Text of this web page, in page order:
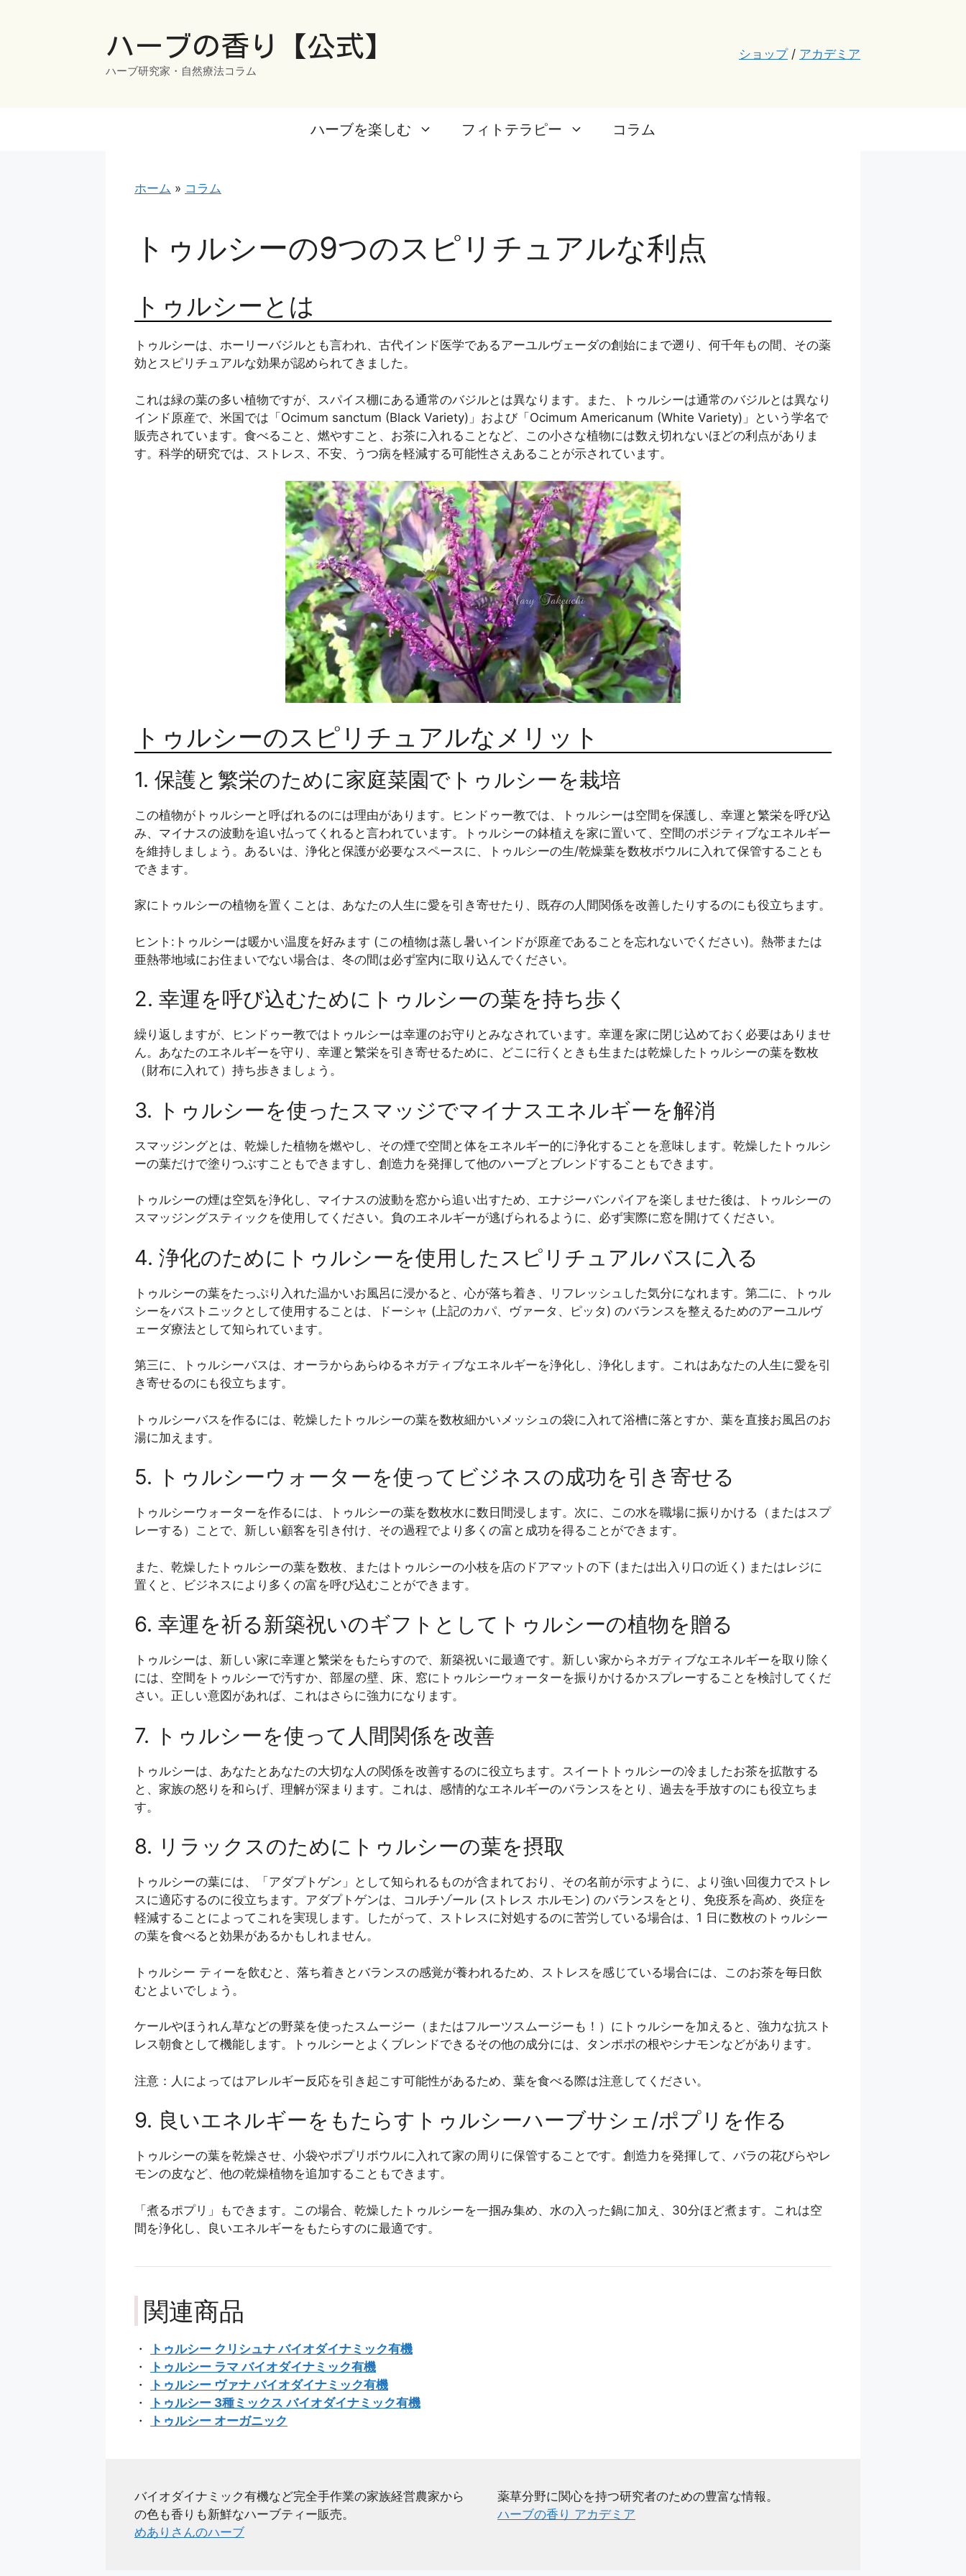
ハーブの香り【公式】
ハーブ研究家・自然療法コラム
ショップ/ アカデミア
ハーブを楽しむ フィトテラピー コラム
ホーム » コラム
トゥルシーの9つのスピリチュアルな利点
トゥルシーとは
トゥルシーは、ホーリーバジルとも言われ、古代インド医学であるアーユルヴェーダの創始にまで遡り、何千年もの間、その薬
効とスピリチュアルな効果が認められてきました。
これは緑の葉の多い植物ですが、スパイス棚にある通常のバジルとは異なります。また、トゥルシーは通常のバジルとは異なり
インド原産で、米国では「Ocimum sanctum (Black Variety)」および「Ocimum Americanum (White Variety)」という学名で
販売されています。食べること、燃やすこと、お茶に入れることなど、この小さな植物には数え切れないほどの利点がありま
す。科学的研究では、ストレス、不安、うつ病を軽減する可能性さえあることが示されています。
トゥルシーのスピリチュアルなメリット
1. 保護と繁栄のために家庭菜園でトゥルシーを栽培
この植物がトゥルシーと呼ばれるのには理由があります。ヒンドゥー教では、トゥルシーは空間を保護し、幸運と繁栄を呼び込
み、マイナスの波動を追い払ってくれると言われています。トゥルシーの鉢植えを家に置いて、空間のポジティブなエネルギー
を維持しましょう。あるいは、浄化と保護が必要なスペースに、トゥルシーの生/乾燥葉を数枚ボウルに入れて保管することも
できます。
家にトゥルシーの植物を置くことは、あなたの人生に愛を引き寄せたり、既存の人間関係を改善したりするのにも役立ちます。
ヒント:トゥルシーは暖かい温度を好みます (この植物は蒸し暑いインドが原産であることを忘れないでください)。熱帯または
亜熱帯地域にお住まいでない場合は、冬の間は必ず室内に取り込んでください。
2. 幸運を呼び込むためにトゥルシーの葉を持ち歩く
繰り返しますが、ヒンドゥー教ではトゥルシーは幸運のお守りとみなされています。幸運を家に閉じ込めておく必要はありませ
ん。あなたのエネルギーを守り、幸運と繁栄を引き寄せるために、どこに行くときも生または乾燥したトゥルシーの葉を数枚
（財布に入れて）持ち歩きましょう。
3. トゥルシーを使ったスマッジでマイナスエネルギーを解消
スマッジングとは、乾燥した植物を燃やし、その煙で空間と体をエネルギー的に浄化することを意味します。乾燥したトゥルシ
ーの葉だけで塗りつぶすこともできますし、創造力を発揮して他のハーブとブレンドすることもできます。
トゥルシーの煙は空気を浄化し、マイナスの波動を窓から追い出すため、エナジーバンパイアを楽しませた後は、トゥルシーの
スマッジングスティックを使用してください。負のエネルギーが逃げられるように、必ず実際に窓を開けてください。
4. 浄化のためにトゥルシーを使用したスピリチュアルバスに入る
トゥルシーの葉をたっぷり入れた温かいお風呂に浸かると、心が落ち着き、リフレッシュした気分になれます。第二に、トゥル
シーをバストニックとして使用することは、ドーシャ (上記のカパ、ヴァータ、ピッタ) のバランスを整えるためのアーユルヴ
ェーダ療法として知られています。
第三に、トゥルシーバスは、オーラからあらゆるネガティブなエネルギーを浄化し、浄化します。これはあなたの人生に愛を引
き寄せるのにも役立ちます。
トゥルシーバスを作るには、乾燥したトゥルシーの葉を数枚細かいメッシュの袋に入れて浴槽に落とすか、葉を直接お風呂のお
湯に加えます。
5. トゥルシーウォーターを使ってビジネスの成功を引き寄せる
トゥルシーウォーターを作るには、トゥルシーの葉を数枚水に数日間浸します。次に、この水を職場に振りかける（またはスプ
レーする）ことで、新しい顧客を引き付け、その過程でより多くの富と成功を得ることができます。
また、乾燥したトゥルシーの葉を数枚、またはトゥルシーの小枝を店のドアマットの下 (または出入り口の近く) またはレジに
置くと、ビジネスにより多くの富を呼び込むことができます。
6. 幸運を祈る新築祝いのギフトとしてトゥルシーの植物を贈る
トゥルシーは、新しい家に幸運と繁栄をもたらすので、新築祝いに最適です。新しい家からネガティブなエネルギーを取り除く
には、空間をトゥルシーで汚すか、部屋の壁、床、窓にトゥルシーウォーターを振りかけるかスプレーすることを検討してくだ
さい。正しい意図があれば、これはさらに強力になります。
7. トゥルシーを使って人間関係を改善
トゥルシーは、あなたとあなたの大切な人の関係を改善するのに役立ちます。スイートトゥルシーの冷ましたお茶を拡散する
と、家族の怒りを和らげ、理解が深まります。これは、感情的なエネルギーのバランスをとり、過去を手放すのにも役立ちま
す。
8. リラックスのためにトゥルシーの葉を摂取
トゥルシーの葉には、「アダプトゲン」として知られるものが含まれており、その名前が示すように、より強い回復力でストレ
スに適応するのに役立ちます。アダプトゲンは、コルチゾール (ストレス ホルモン) のバランスをとり、免疫系を高め、炎症を
軽減することによってこれを実現します。したがって、ストレスに対処するのに苦労している場合は、1 日に数枚のトゥルシー
の葉を食べると効果があるかもしれません。
トゥルシー ティーを飲むと、落ち着きとバランスの感覚が養われるため、ストレスを感じている場合には、このお茶を毎日飲
むとよいでしょう。
ケールやほうれん草などの野菜を使ったスムージー（またはフルーツスムージーも！）にトゥルシーを加えると、強力な抗スト
レス朝食として機能します。トゥルシーとよくブレンドできるその他の成分には、タンポポの根やシナモンなどがあります。
注意：人によってはアレルギー反応を引き起こす可能性があるため、葉を食べる際は注意してください。
9. 良いエネルギーをもたらすトゥルシーハーブサシェ/ポプリを作る
トゥルシーの葉を乾燥させ、小袋やポプリボウルに入れて家の周りに保管することです。創造力を発揮して、バラの花びらやレ
モンの皮など、他の乾燥植物を追加することもできます。
「煮るポプリ」もできます。この場合、乾燥したトゥルシーを一掴み集め、水の入った鍋に加え、30分ほど煮ます。これは空
間を浄化し、良いエネルギーをもたらすのに最適です。
関連商品
・
トゥルシー クリシュナ バイオダイナミック有機
・
トゥルシー ラマ バイオダイナミック有機
・
トゥルシー ヴァナ バイオダイナミック有機
・
トゥルシー 3種ミックス バイオダイナミック有機
・
トゥルシー オーガニック
バイオダイナミック有機など完全手作業の家族経営農家から
の色も香りも新鮮なハーブティー販売。
めありさんのハーブ
薬草分野に関心を持つ研究者のための豊富な情報。
ハーブの香り アカデミア